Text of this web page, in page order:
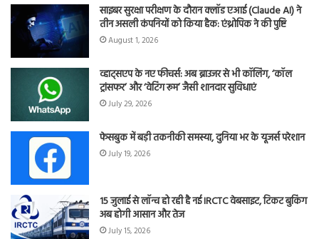
साइबर सुरक्षा परीक्षण के दौरान क्लॉड एआई (Claude AI) ने
तीन असली कंपनियों को किया हैक: एंथ्रोपिक ने की पुष्टि
August 1, 2026
व्हाट्सएप के नए फीचर्स: अब ब्राउजर से भी कॉलिंग, ‘कॉल
ट्रांसफर’ और ‘वेटिंग रूम’ जैसी शानदार सुविधाएं
July 29, 2026
फेसबुक में बड़ी तकनीकी समस्या, दुनिया भर के यूजर्स परेशान
July 19, 2026
15 जुलाई से लॉन्च हो रही है नई IRCTC वेबसाइट, टिकट बुकिंग
अब होगी आसान और तेज
July 15, 2026